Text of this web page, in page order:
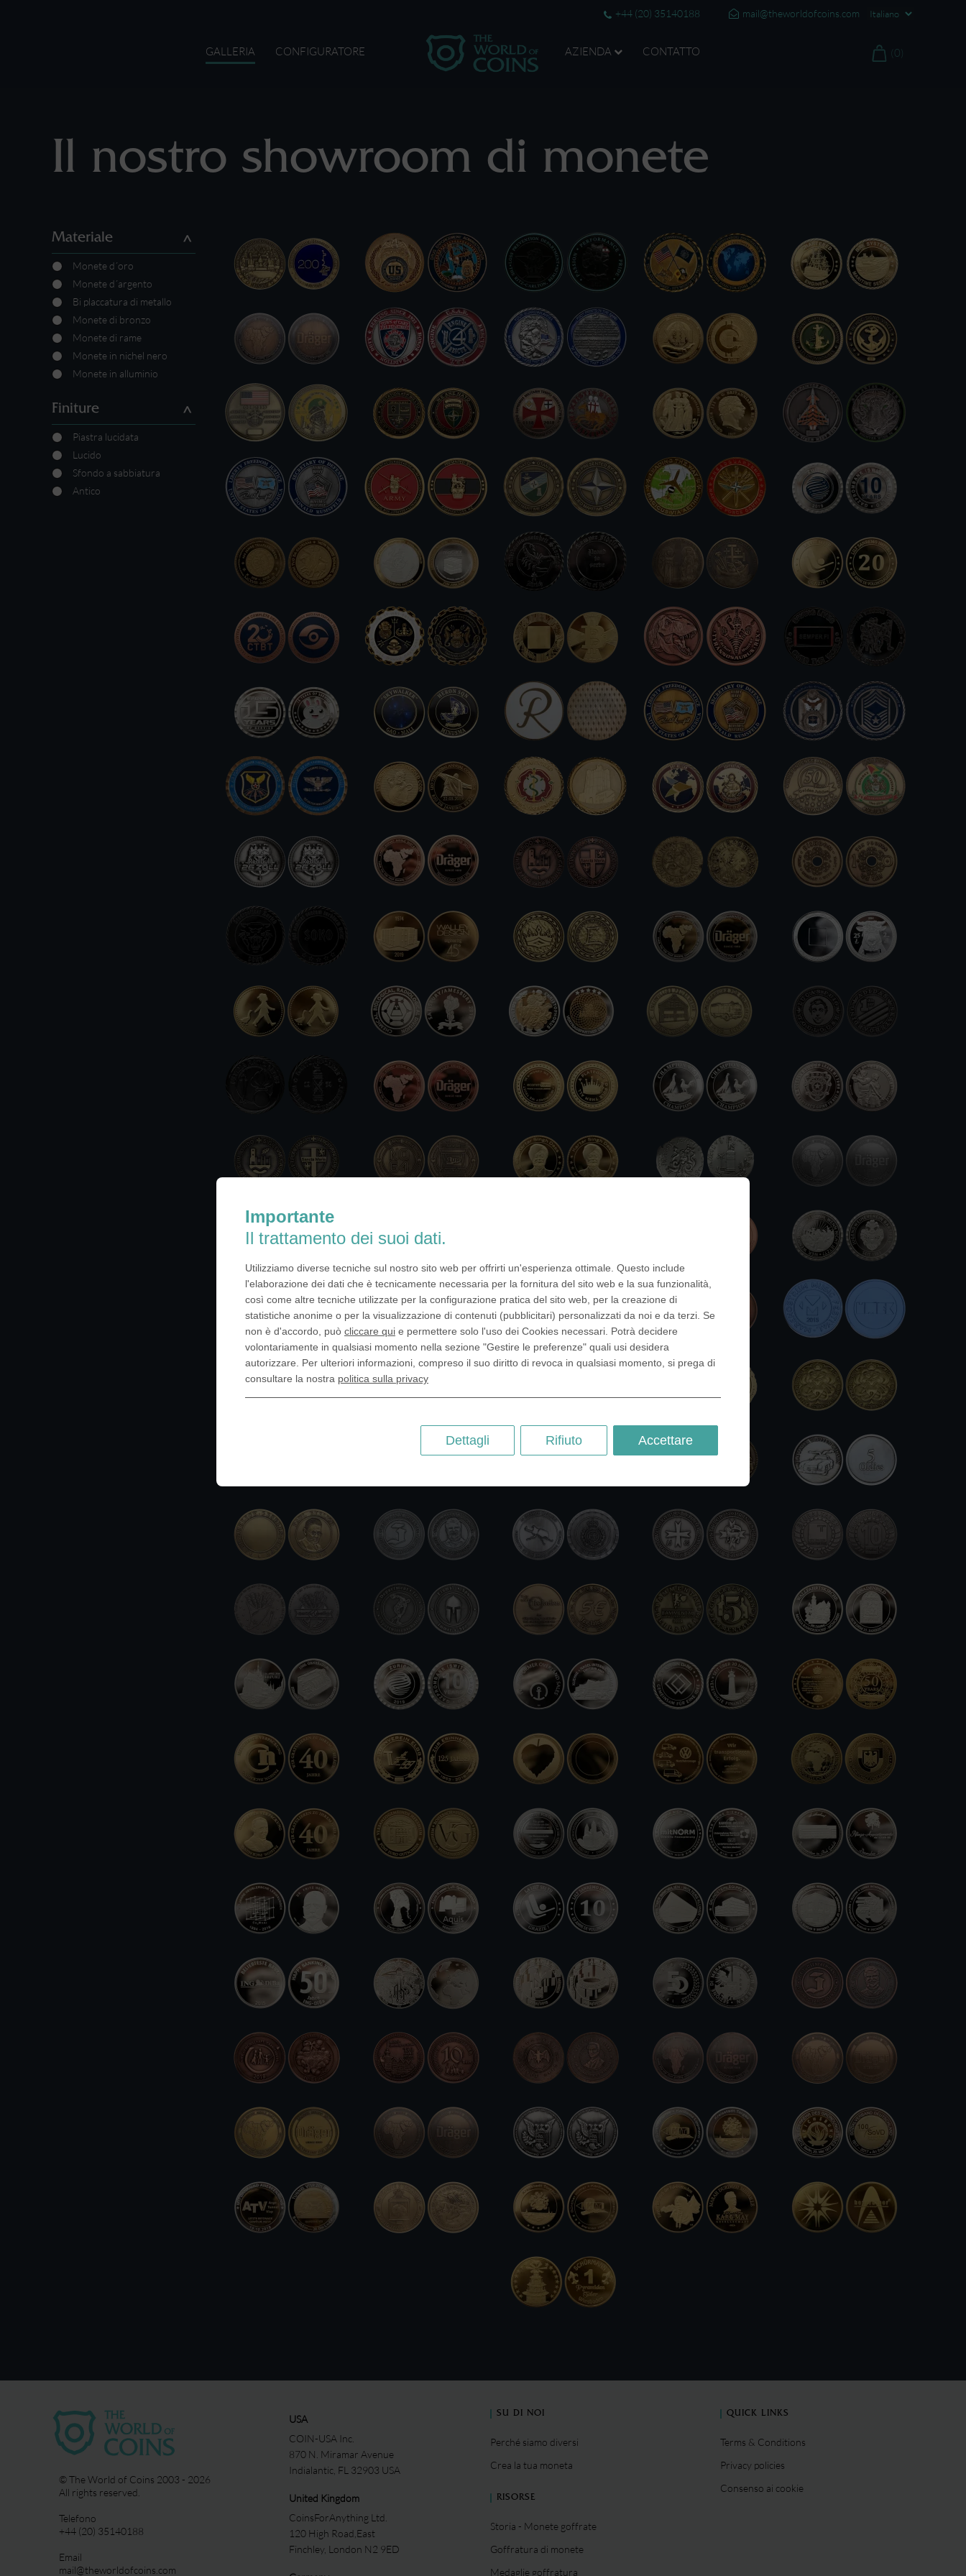
mail@theworldofcoins.com
+44 (20) 35140188
GALLERIA CONFIGURATORE AZIENDA CONTATTO (0)
Il nostro showroom di monete
Materiale
Monete d´oro
Monete d´argento
Bi placcatura di metallo
Monete di bronzo
Monete di rame
Monete in nichel nero
Monete in alluminio
Finiture
Piastra lucidata
Lucido
Sfondo a sabbiatura
Antico
© The World of Coins 2003 - 2026
All rights reserved.
Telefono
+44 (20) 35140188
Email
mail@theworldofcoins.com
USA
COIN-USA Inc.
870 N. Miramar Avenue
Indialantic, FL 32903 USA
United Kingdom
CoinsForAnything Ltd.
120 High Road,East
Finchley, London N2 9ED
SU DI NOI
Perché siamo diversi
Crea la tua moneta
RISORSE
Storia - Monete goffrate
Goffratura di monete
Medaglie goffratura
QUICK LINKS
Terms & Conditions
Privacy policies
Consenso ai cookie
Importante
Il trattamento dei suoi dati.
Utilizziamo diverse tecniche sul nostro sito web per offrirti un'esperienza ottimale. Questo include
l'elaborazione dei dati che è tecnicamente necessaria per la fornitura del sito web e la sua funzionalità,
così come altre tecniche utilizzate per la configurazione pratica del sito web, per la creazione di
statistiche anonime o per la visualizzazione di contenuti (pubblicitari) personalizzati da noi e da terzi. Se
non è d'accordo, può cliccare qui e permettere solo l'uso dei Cookies necessari. Potrà decidere
volontariamente in qualsiasi momento nella sezione "Gestire le preferenze" quali usi desidera
autorizzare. Per ulteriori informazioni, compreso il suo diritto di revoca in qualsiasi momento, si prega di
consultare la nostra politica sulla privacy
Accettare
Rifiuto
Dettagli